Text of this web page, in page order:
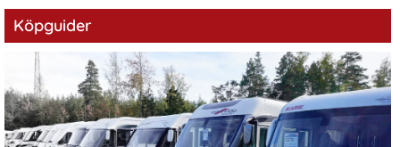
Köpguider